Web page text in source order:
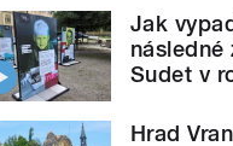
Jak
následné
Sudet v
Hrad